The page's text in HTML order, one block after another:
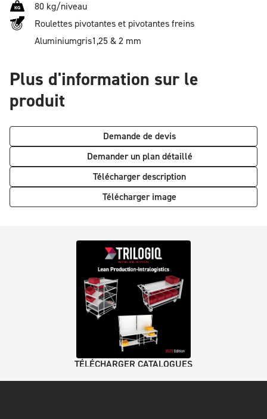
80 kg/niveau
Roulettes pivotantes et pivotantes freins
Aluminiumgris1,25 & 2 mm
Plus d'information sur le
produit
Demande de devis
Demander un plan détaillé
Télécharger description
Télécharger image
TÉLÉCHARGER CATALOGUES